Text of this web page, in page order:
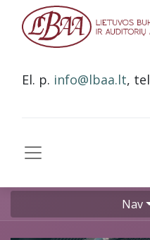
El. p. info@lbaa.lt,
Nav